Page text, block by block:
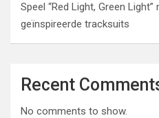
Speel “Red Light, Green
geïnspireerde tracksuits
Recent
No comments to show.